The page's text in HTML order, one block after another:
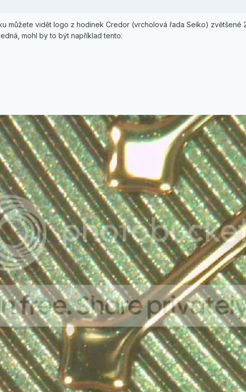
můžete vidět logo z hodinek Credor (vrcholová řada Seiko) zvětšené
mohl by to být například tento: